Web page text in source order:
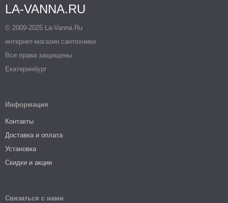
LA-VANNA.RU
© 2009-2025 La-Vanna.Ru
интернет-магазин сантехники
Все права защищены
Екатеринбург
Информация
Контакты
Доставка и оплата
Установка
Скидки и акции
Связаться с нами